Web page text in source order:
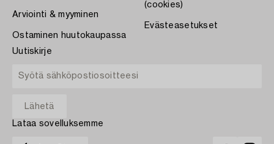
Arviointi & myyminen
Ostaminen huutokaupassa
(cookies)
Evästeasetukset
Uutiskirje
Lataa sovelluksemme